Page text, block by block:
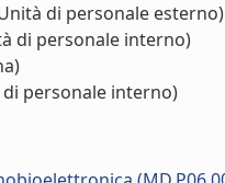
di personale esterno)
di personale interno)
personale interno)